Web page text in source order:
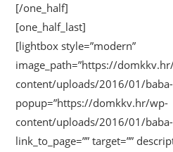
[/one_half]
[one_half_last]
[lightbox style=”modern”
image_path=”https://
content/uploads/2016/01/
popup=”https://domkkv.hr/wp-
content/uploads/2016/01/
link_to_page=”” target=””